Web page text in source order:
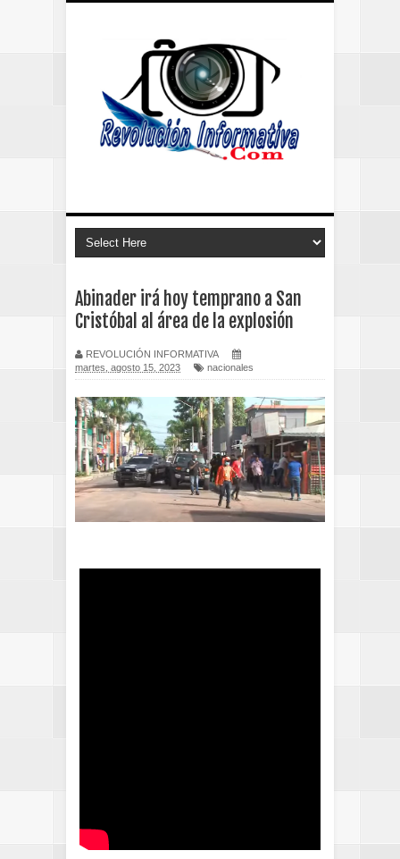
Abinader irá hoy temprano a San
Cristóbal al área de la explosión
REVOLUCIÓN INFORMATIVA
martes, agosto 15, 2023
nacionales